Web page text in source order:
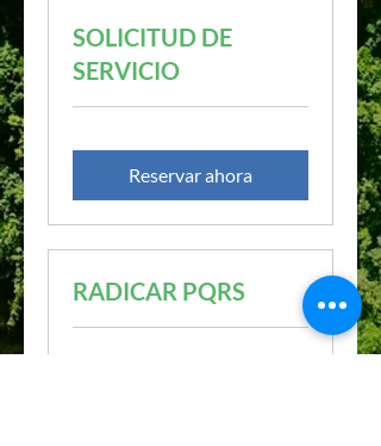
SOLICITUD DE
SERVICIO
Reservar ahora
RADICAR PQRS